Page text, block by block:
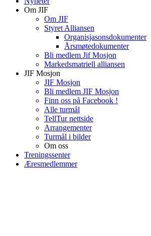
Om JIF
Om JIF
Styret Alliansen
Organisjasonsdokumenter
Årsmøtedokumenter
Bli medlem Jif Mosjon
Markedsmatriell alliansen
JIF Mosjon
JIF Mosjon
Bli medlem JIF Mosjon
Finn oss på Facebook !
Alle turmål
TellTur nettside
Arrangementer
Turmål i bilder
Om oss
Treningssenter
Æresmedlemmer